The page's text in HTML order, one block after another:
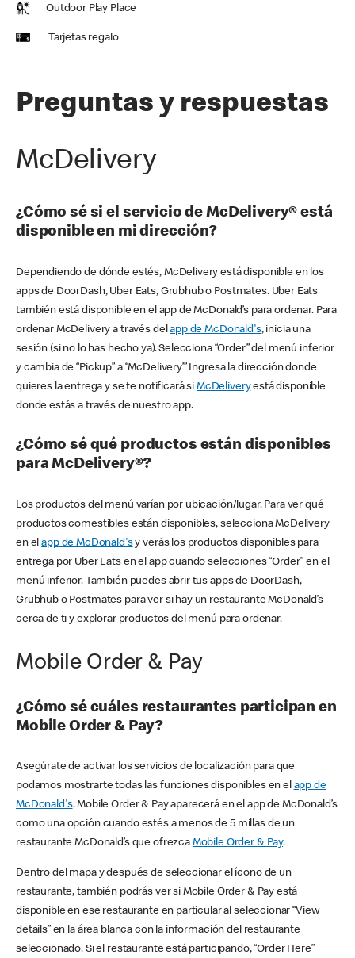
Outdoor Play Place
Tarjetas regalo
Preguntas y respuestas
McDelivery
¿Cómo sé si el servicio de McDelivery® está
disponible en mi dirección?
Dependiendo de dónde estés, McDelivery está disponible en los
apps de DoorDash, Uber Eats, Grubhub o Postmates. Uber Eats
también está disponible en el app de McDonald’s para ordenar. Para
ordenar McDelivery a través delapp de McDonald's, inicia una
sesión (si no lo has hecho ya). Selecciona “Order” del menú inferior
y cambia de “Pickup” a “McDelivery’” Ingresa la dirección donde
quieres la entrega y se te notificará si McDeliveryestá disponible
donde estás a través de nuestro app.
¿Cómo sé qué productos están disponibles
para McDelivery®?
Los productos del menú varían por ubicación/lugar. Para ver qué
productos comestibles están disponibles, selecciona McDelivery
en elapp de McDonald'sy verás los productos disponibles para
entrega por Uber Eats en el app cuando selecciones “Order” en el
menú inferior. También puedes abrir tus apps de DoorDash,
Grubhub o Postmates para ver si hay un restaurante McDonald’s
cerca de ti y explorar productos del menú para ordenar.
Mobile Order & Pay
¿Cómo sé cuáles restaurantes participan en
Mobile Order & Pay?
Asegúrate de activar los servicios de localización para que
podamos mostrarte todas las funciones disponibles en el app de
McDonald's. Mobile Order & Pay aparecerá en el app de McDonald’s
como una opción cuando estés a menos de 5 millas de un
restaurante McDonald’s que ofrezca Mobile Order & Pay.
Dentro del mapa y después de seleccionar el ícono de un
restaurante, también podrás ver si Mobile Order & Pay está
disponible en ese restaurante en particular al seleccionar “View
details” en la área blanca con la información del restaurante
seleccionado. Si el restaurante está participando, “Order Here”